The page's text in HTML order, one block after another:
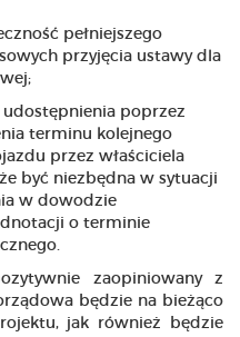
pełniejszego
przyjęcia ustawy dla
poprzez
terminu kolejnego
przez właściciela
być niezbędna w sytuacji
w dowodzie
o terminie
zaopiniowany z
będzie na bieżąco
jak również będzie